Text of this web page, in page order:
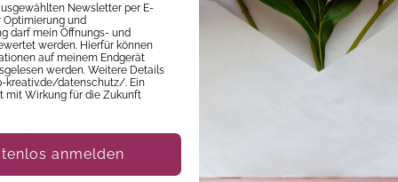
Newsletter per E-
Optimierung und
darf mein Öffnungs- und
werden. Hierfür können
auf meinem Endgerät
werden. Weitere Details
kreativ.de/datenschutz/. Ein
mit Wirkung für die Zukunft
anmelden